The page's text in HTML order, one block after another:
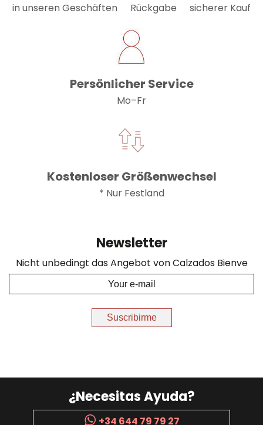
in unseren Geschäften Rückgabe sicherer Kauf
Persönlicher Service
Mo–Fr
Kostenloser Größenwechsel
* Nur Festland
Newsletter
Nicht unbedingt das Angebot von Calzados Bienve
Suscribirme
¿Necesitas Ayuda?
+34 644 79 79 27